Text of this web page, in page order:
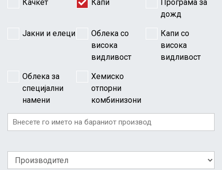
Качкет Капи
Програма за
дожд
Јакни и елеци
Облека со
висока
видливост
Капи со
висока
видливост
Облека за
специјални
намени
Хемиско
отпорни
комбинизони